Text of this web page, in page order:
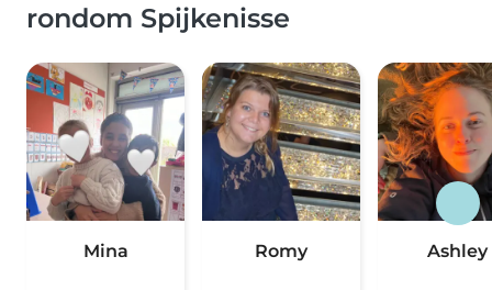
rondom Spijkenisse
Mina Romy Ashley